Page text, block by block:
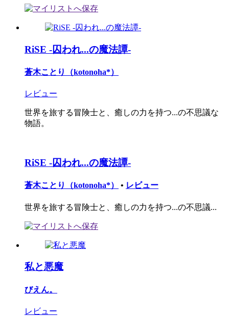
RiSE -囚われ...の魔法譚-
蒼木ことり（kotonoha*）
レビュー
世界を旅する冒険士と、癒しの力を持つ...の不思議な
物語。
RiSE -囚われ...の魔法譚-
蒼木ことり（kotonoha*） • レビュー
世界を旅する冒険士と、癒しの力を持つ...の不思議...
私と悪魔
びえん。
レビュー